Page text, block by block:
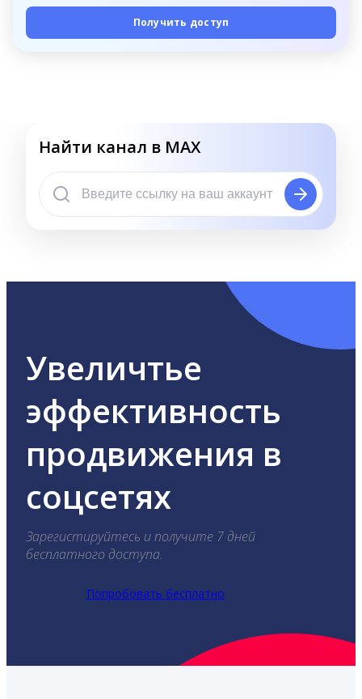
Получить доступ
Найти канал в MAX
Увеличтье
эффективность
продвижения в
соцсетях
Зарегистируйтесь и получите 7 дней
бесплатного доступа.
Попробовать бесплатно